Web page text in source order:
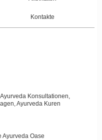
Kontakte
Konsultationen,
Ayurveda Kuren
Ayurveda Oase